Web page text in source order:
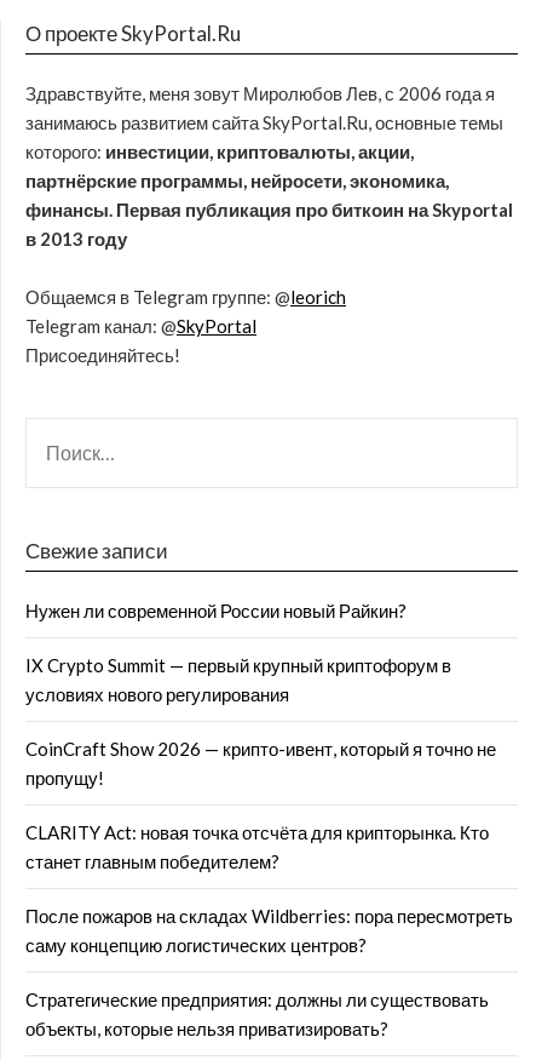
О проекте SkyPortal.Ru
Здравствуйте, меня зовут Миролюбов Лев, с 2006 года я
занимаюсь развитием сайта SkyPortal.Ru, основные темы
которого: инвестиции, криптовалюты, акции,
партнёрские программы, нейросети, экономика,
финансы. Первая публикация про биткоин на Skyportal
в 2013 году
Общаемся в Telegram группе: @leorich
Telegram канал: @SkyPortal
Присоединяйтесь!
Свежие записи
Нужен ли современной России новый Райкин?
IX Crypto Summit — первый крупный криптофорум в
условиях нового регулирования
CoinCraft Show 2026 — крипто-ивент, который я точно не
пропущу!
CLARITY Act: новая точка отсчёта для крипторынка. Кто
станет главным победителем?
После пожаров на складах Wildberries: пора пересмотреть
саму концепцию логистических центров?
Стратегические предприятия: должны ли существовать
объекты, которые нельзя приватизировать?